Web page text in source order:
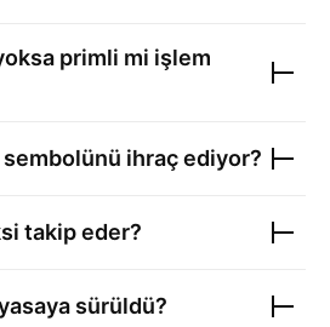
primli mi işlem
sembolünü ihraç ediyor?
takip eder?
sürüldü?